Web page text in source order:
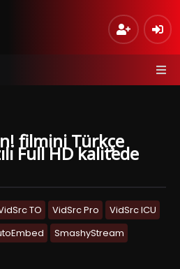
filmini Türkçe
Full HD kalitede
TO VidSrc Pro
VidSrc ICU
SmashyStream